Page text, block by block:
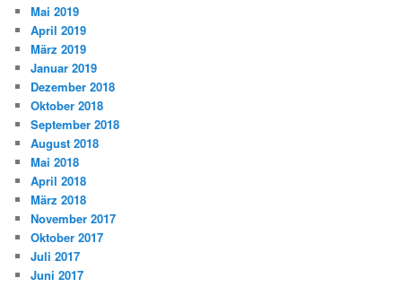
Mai 2019
April 2019
März 2019
Januar 2019
Dezember 2018
Oktober 2018
September 2018
August 2018
Mai 2018
April 2018
März 2018
November 2017
Oktober 2017
Juli 2017
Juni 2017